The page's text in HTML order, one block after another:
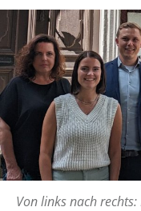
Von links nach rechts: